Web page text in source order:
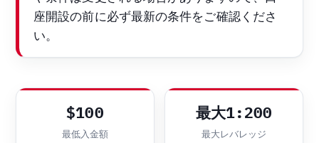
座開設の前に必ず最新の条件をご確認くださ
い。
$100
最低入金額
最大1:200
最大レバレッジ